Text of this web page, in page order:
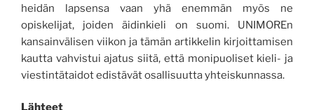
heidän lapsensa vaan yhä enemmän myös ne
opiskelijat, joiden äidinkieli on suomi. UNIMOREn
kansainvälisen viikon ja tämän artikkelin kirjoittamisen
kautta vahvistui ajatus siitä, että monipuoliset kieli- ja
viestintätaidot edistävät osallisuutta yhteiskunnassa.
Lähteet